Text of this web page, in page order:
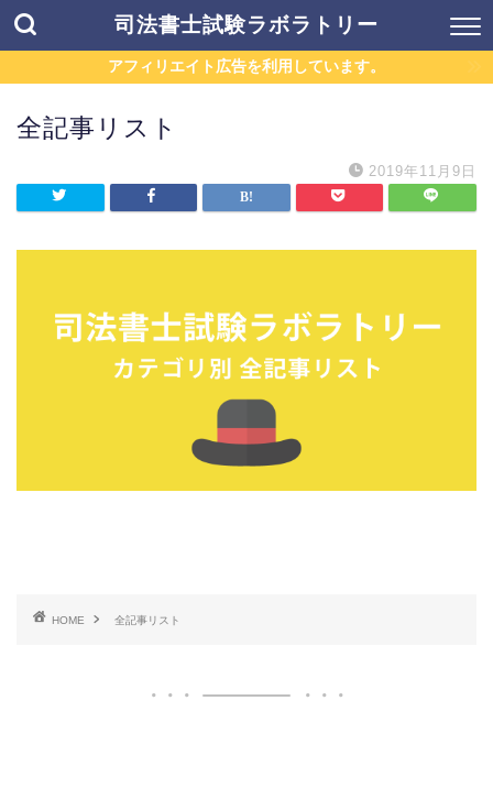
司法書士試験ラボラトリー
アフィリエイト広告を利用しています。
全記事リスト
2019年11月9日
HOME 全記事リスト